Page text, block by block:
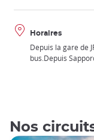
Horaires
Depuis la gare de
bus.Depuis
Nos